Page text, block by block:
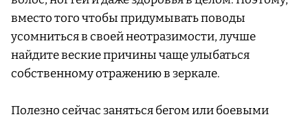
вместо того чтобы придумывать поводы
усомниться в своей неотразимости, лучше
найдите веские причины чаще улыбаться
собственному отражению в зеркале.
Полезно сейчас заняться бегом или боевыми